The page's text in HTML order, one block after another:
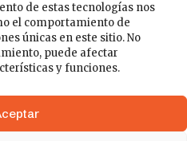
de estas tecnologías nos
el comportamiento de
únicas en este sitio. No
puede afectar
y funciones.
41